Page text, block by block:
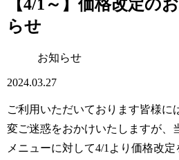
【4/1～】価格改定の
らせ
お知らせ
2024.03.27
ご利用いただいております皆様に
変ご迷惑をおかけいたしますが、
メニューに対して4/1より価格改定